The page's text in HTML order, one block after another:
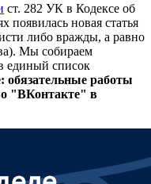
ст. 282 УК в Кодексе об
появилась новая статья
либо вражды, а равно
Мы собираем
единый список
обязательные работы
"ВКонтакте" в